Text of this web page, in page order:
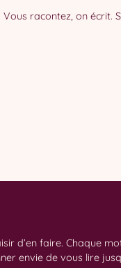
Vous racontez, on écrit.
d’en faire. Chaque
envie de vous lire